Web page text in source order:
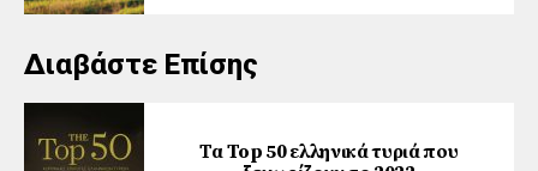
Διαβάστε Επίσης
Τα Top 50 ελληνικά τυριά που